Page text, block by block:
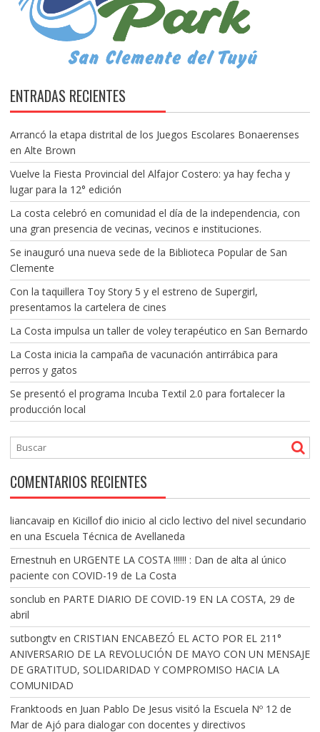
ENTRADAS RECIENTES
Arrancó la etapa distrital de los Juegos Escolares Bonaerenses
en Alte Brown
Vuelve la Fiesta Provincial del Alfajor Costero: ya hay fecha y
lugar para la 12° edición
La costa celebró en comunidad el día de la independencia, con
una gran presencia de vecinas, vecinos e instituciones.
Se inauguró una nueva sede de la Biblioteca Popular de San
Clemente
Con la taquillera Toy Story 5 y el estreno de Supergirl,
presentamos la cartelera de cines
La Costa impulsa un taller de voley terapéutico en San Bernardo
La Costa inicia la campaña de vacunación antirrábica para
perros y gatos
Se presentó el programa Incuba Textil 2.0 para fortalecer la
producción local
COMENTARIOS RECIENTES
liancavaip en Kicillof dio inicio al ciclo lectivo del nivel secundario
en una Escuela Técnica de Avellaneda
Ernestnuh en URGENTE LA COSTA !!!!!! : Dan de alta al único
paciente con COVID-19 de La Costa
sonclub en PARTE DIARIO DE COVID-19 EN LA COSTA, 29 de
abril
sutbongtven CRISTIAN ENCABEZÓ EL ACTO POR EL 211°
ANIVERSARIO DE LA REVOLUCIÓN DE MAYO CON UN MENSAJE
DE GRATITUD, SOLIDARIDAD Y COMPROMISO HACIA LA
COMUNIDAD
Franktoods en Juan Pablo De Jesus visitó la Escuela Nº 12 de
Mar de Ajó para dialogar con docentes y directivos